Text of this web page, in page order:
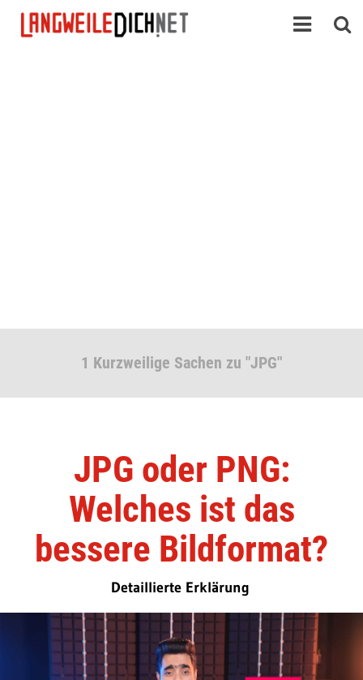
1 Kurzweilige Sachen zu "JPG"
JPG oder PNG:
Welches ist das
bessere Bildformat?
Detaillierte Erklärung